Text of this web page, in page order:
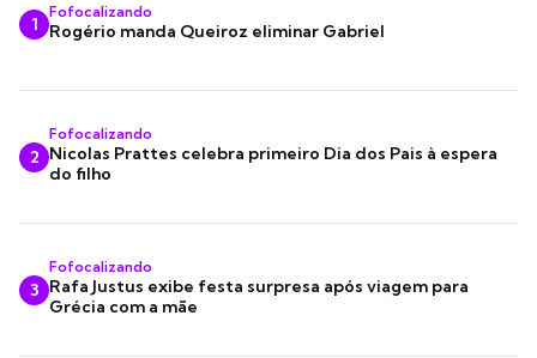
1
Fofocalizando
Rogério manda Queiroz eliminar Gabriel
2
Fofocalizando
Nicolas Prattes celebra primeiro Dia dos Pais à espera
do filho
3
Fofocalizando
Rafa Justus exibe festa surpresa após viagem para
Grécia com a mãe